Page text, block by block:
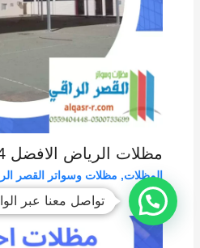
مظلات الرياض الافضل 2024
المظلات, مظلات وسواتر القصر
تواصل معنا عبر